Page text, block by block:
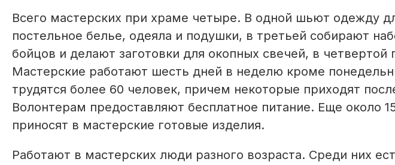
Всего мастерских при храме четыре. В одной шьют одеж­ду
постельное белье, одеяла и подушки, в третьей собирают
бойцов и делают заготовки для окопных свечей, в четвертой
Мастерские работают шесть дней в неделю кроме
трудятся более 60 человек, причем некоторые приходят
Волонтерам предоставляют бесплатное питание. Еще около
приносят в мастерские готовые изделия.
Работают в мастерских люди разного возраста. Среди них